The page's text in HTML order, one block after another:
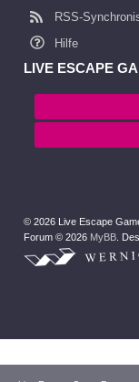
RSS-
Hilfe
LIVE ESCAPE
© 2026 Live Escape
Forum © 2026 MyBB.